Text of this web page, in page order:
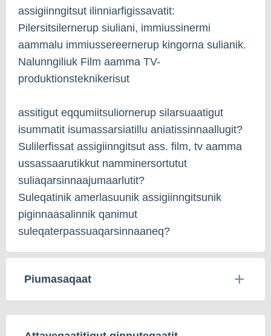
assigiinngitsut ilinniarfigissavatit:
Pilersitsilernerup siuliani, immiussinermi
aammalu immiussereernerup kingorna sulianik.
Nalunngiliuk Film aamma TV-
produktionsteknikerisut
assitigut eqqumiitsuliornerup silarsuaatigut
isummatit isumassarsiatillu aniatissinnaallugit?
Sulilerfissat assigiinngitsut ass. film, tv aamma
ussassaarutikkut namminersortutut
suliaqarsinnaajumaarlutit?
Suleqatinik amerlasuunik assigiinngitsunik
piginnaasalinnik qanimut
suleqaterpassuaqarsinnaaneq?
Piumasaqaat